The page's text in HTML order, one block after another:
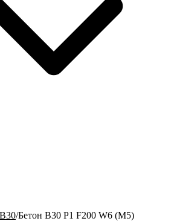
/Бетон B30 Р1 F200 W6 (М5)